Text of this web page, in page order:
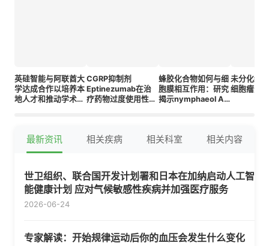
英硅智能与阿联酋大
学达成合作以培养本
地人才和推动学术创
CGRP抑制剂
Eptinezumab在治
疗药物过度使用性头
蜂胶化合物如何与细
胞膜相互作用：研究
揭示nymphaeol A
未分化细
细胞瘤退
最新资讯 相关疾病 相关科室 相关内容
世卫组织、联合国开发计划署和日本在加纳启动人工智
能健康计划 应对气候敏感性疾病并加强医疗服务
2026-06-24
专家解读：开始规律运动后你的血压会发生什么变化